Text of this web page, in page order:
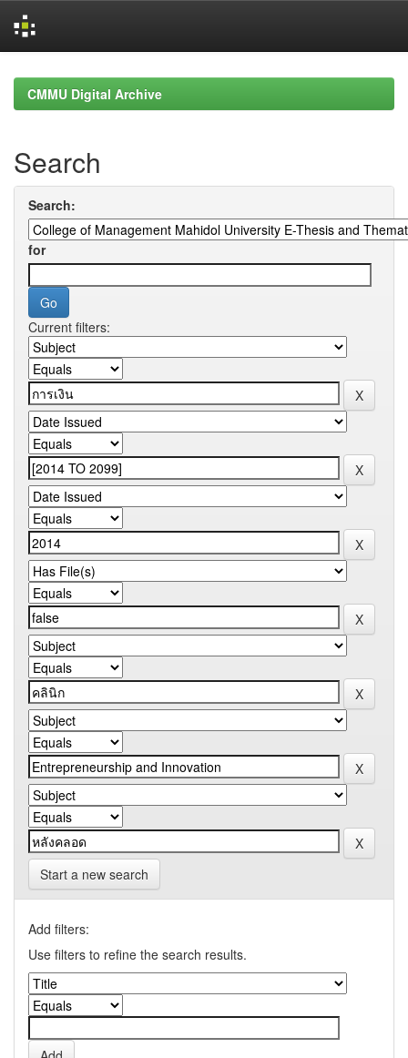
navigationCMMU Digital Archive
Search
Search:
for
Current filters:
Start a new search
Add filters:
Use filters to refine the search results.